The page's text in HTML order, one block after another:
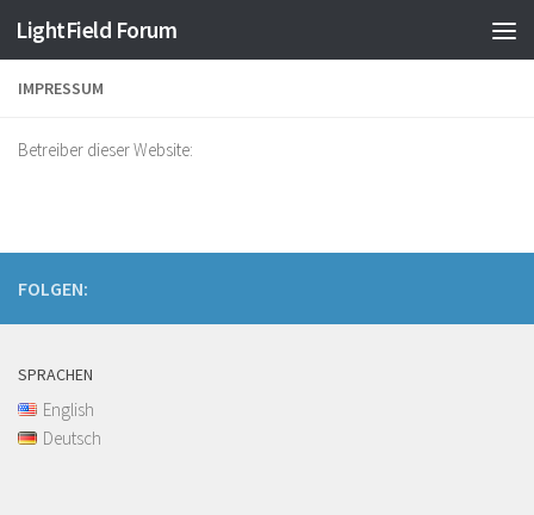
LightField Forum
IMPRESSUM
Betreiber dieser Website:
FOLGEN:
SPRACHEN
English
Deutsch